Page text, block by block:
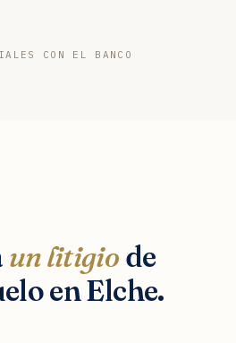
CON EL BANCO
un litigio de
en Elche.